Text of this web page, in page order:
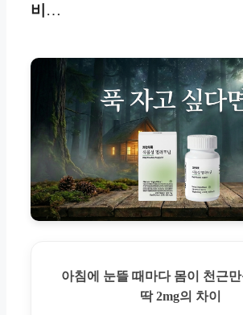
비 …
아침에 눈뜰 때마다 몸이 천근
딱 2mg의 차이